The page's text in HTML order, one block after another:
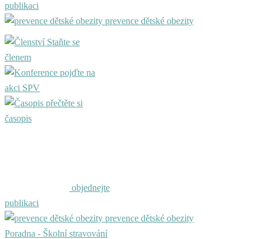
publikaci
prevence dětské obezity
Staňte se
členem
pojďte na
akci SPV
přečtěte si
časopis
objednejte
publikaci
prevence dětské obezity
Poradna - Školní stravování